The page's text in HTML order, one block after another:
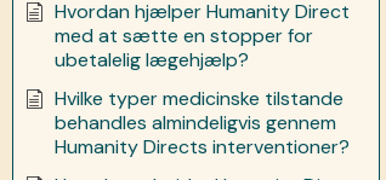
Hvordan hjælper Humanity Direct
med at sætte en stopper for
ubetalelig lægehjælp?
Hvilke typer medicinske tilstande
behandles almindeligvis gennem
Humanity Directs interventioner?